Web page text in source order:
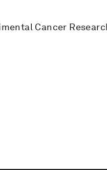
Cancer